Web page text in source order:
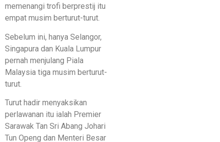
memenangi trofi berprestij itu
empat musim berturut-turut.
Sebelum ini, hanya Selangor,
Singapura dan Kuala Lumpur
pernah menjulang Piala
Malaysia tiga musim berturut-
turut.
Turut hadir menyaksikan
perlawanan itu ialah Premier
Sarawak Tan Sri Abang Johari
Tun Openg dan Menteri Besar